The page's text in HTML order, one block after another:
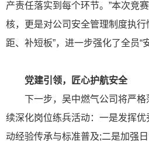
产责任落实到每个环节。”本次竞
核，更是对公司安全管理制度执行
距、补短板”，进一步强化了全员“
党建引领，匠心护航安全
下一步，吴中燃气公司将严格
续深化岗位练兵活动：一是发挥优
动经验传承与标准普及;二是加强